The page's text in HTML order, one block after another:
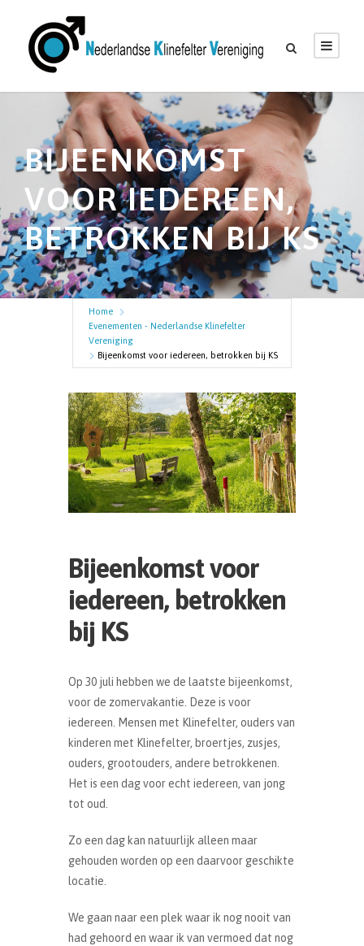
i
n
h
o
u
BIJEENKOMST
VOOR IEDEREEN,
BETROKKEN BIJ KS
Home
Evenementen - Nederlandse Klinefelter
Vereniging
Bijeenkomst voor iedereen, betrokken bij KS
Bijeenkomst voor
iedereen, betrokken
bij KS
Op 30 juli hebben we de laatste bijeenkomst,
voor de zomervakantie. Deze is voor
iedereen. Mensen met Klinefelter, ouders van
kinderen met Klinefelter, broertjes, zusjes,
ouders, grootouders, andere betrokkenen.
Het is een dag voor echt iedereen, van jong
tot oud.
Zo een dag kan natuurlijk alleen maar
gehouden worden op een daarvoor geschikte
locatie.
We gaan naar een plek waar ik nog nooit van
had gehoord en waar ik van vermoed dat nog